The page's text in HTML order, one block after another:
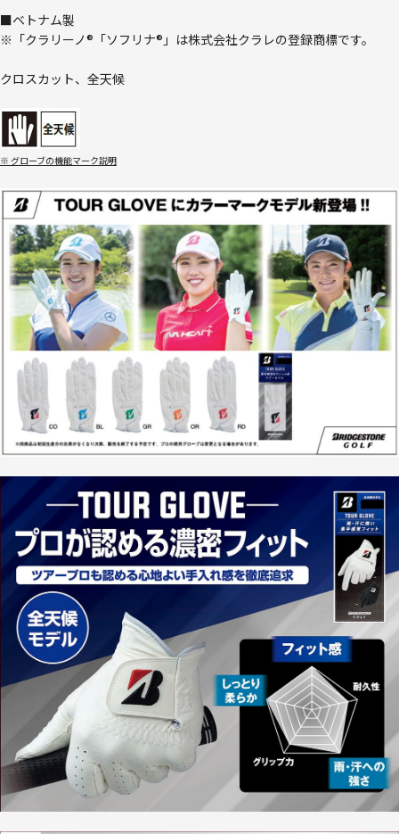
■ベトナム製
※「クラリーノ®「ソフリナ®」は株式会社クラレの登録商標です。
クロスカット、全天候
※ グローブの機能マーク説明